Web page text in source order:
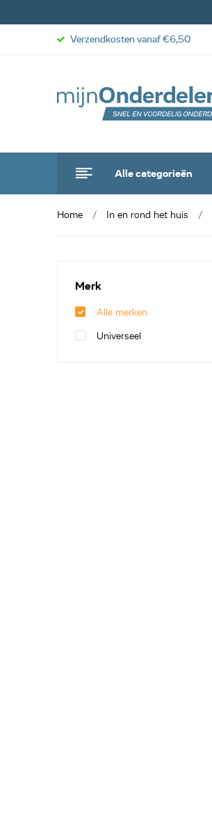
Alle categorieën
Verzendkosten vanaf €6,50
Home In en rond het huis
Merk
Alle merken
Universeel